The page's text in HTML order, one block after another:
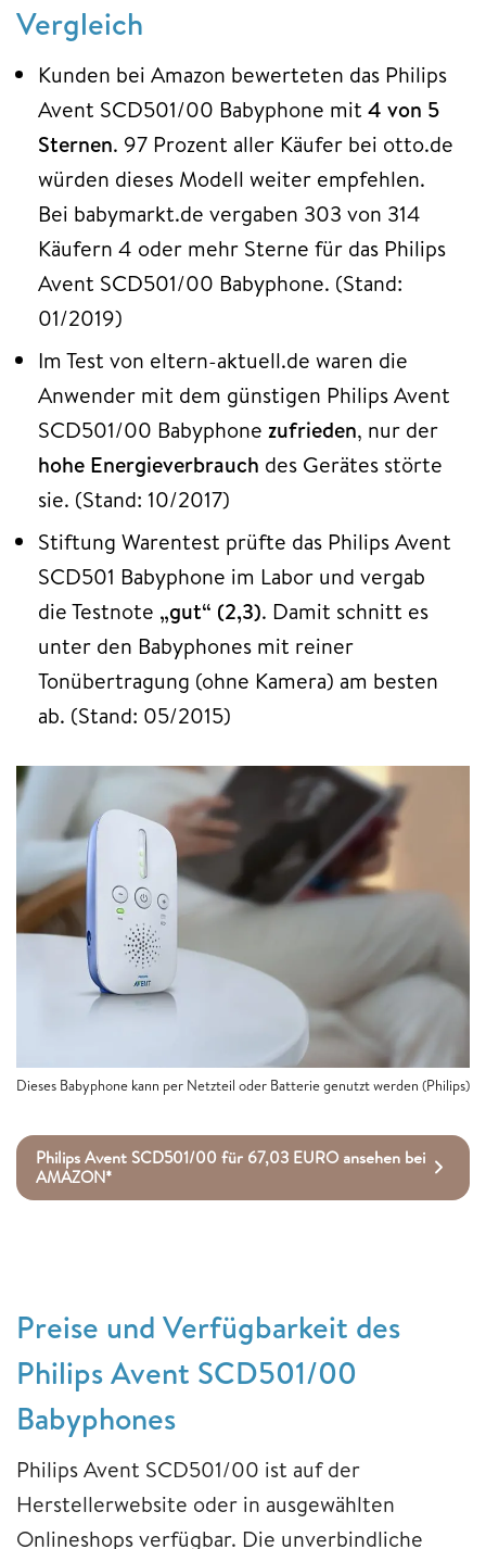
Vergleich
Kunden bei Amazon bewerteten das Philips
Avent SCD501/00 Babyphone mit 4 von 5
Sternen. 97 Prozent aller Käufer bei otto.de
würden dieses Modell weiter empfehlen.
Bei babymarkt.de vergaben 303 von 314
Käufern 4 oder mehr Sterne für das Philips
Avent SCD501/00 Babyphone. (Stand:
01/2019)
Im Test von eltern-aktuell.de waren die
Anwender mit dem günstigen Philips Avent
SCD501/00 Babyphone zufrieden, nur der
hohe Energieverbrauch des Gerätes störte
sie. (Stand: 10/2017)
Stiftung Warentest prüfte das Philips Avent
SCD501 Babyphone im Labor und vergab
die Testnote „gut“ (2,3). Damit schnitt es
unter den Babyphones mit reiner
Tonübertragung (ohne Kamera) am besten
ab. (Stand: 05/2015)
Dieses Babyphone kann per Netzteil oder Batterie genutzt werden (Philips)
Philips Avent SCD501/00 für 67,03 EURO ansehen bei
AMAZON*
Preise und Verfügbarkeit des
Philips Avent SCD501/00
Babyphones
Philips Avent SCD501/00 ist auf der
Herstellerwebsite oder in ausgewählten
Onlineshops verfügbar. Die unverbindliche